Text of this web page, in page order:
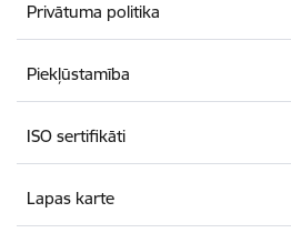
Privātuma politika
Piekļūstamība
ISO sertifikāti
Lapas karte